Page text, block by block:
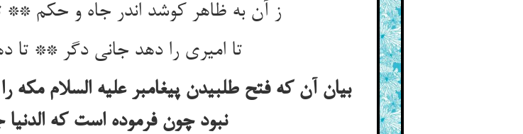
ز آن به ظاهر کوشد اندر جاه و حکم ** تا امیران را نماید راه و حکم‌‌
تا امیری را دهد جانی دگر ** تا
بیان آن که فتح طلبیدن پیغامبر علیه السلام
نبود چون فرموده است که الدنیا